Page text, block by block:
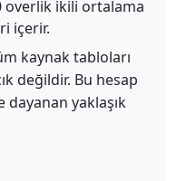
overlik ikili ortalama
içerir.
kaynak tabloları
değildir. Bu hesap
dayanan yaklaşık